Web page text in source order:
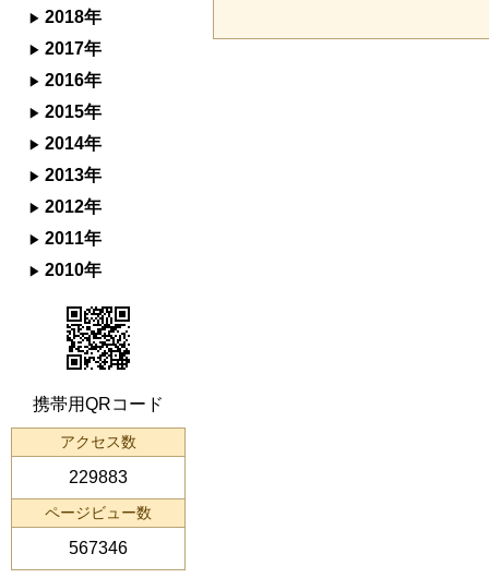
2018年
2017年
2016年
2015年
2014年
2013年
2012年
2011年
2010年
携帯用QRコード
アクセス数
229883
ページビュー数
567346